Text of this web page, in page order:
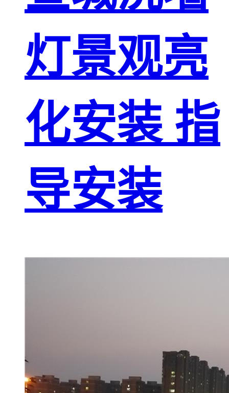
灯景观亮
化安装 指
导安装